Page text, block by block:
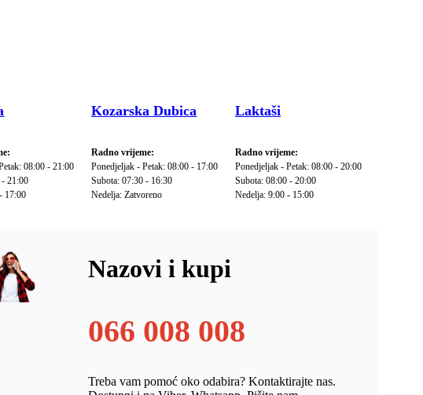
08:00 - 21:00
- 21:00
17:00
Kozarska Dubica
Radno vrijeme:
Ponedjeljak - Petak: 08:00 - 17:00
Subota: 07:30 - 16:30
Nedelja: Zatvoreno
Laktaši
Radno vrijeme:
Ponedjeljak - Petak: 08:00 - 20:00
Subota: 08:00 - 20:00
Nedelja: 9:00 - 15:00
Nazovi i kupi
066 008 008
Treba vam pomoć oko odabira? Kontaktirajte nas.